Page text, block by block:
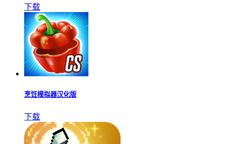
下载
烹饪模拟器汉化版
下载